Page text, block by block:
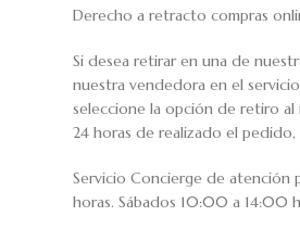
Derecho a retracto compras
Si desea retirar en una de
nuestra vendedora en el
seleccione la opción de retiro
24 horas de realizado el
Servicio Concierge de atención
horas. Sábados 10:00 a 14:00